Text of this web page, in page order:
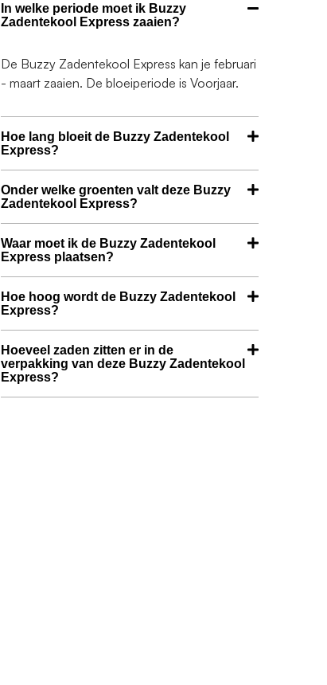
In welke periode moet ik Buzzy
Zadentekool Express zaaien?
De Buzzy Zadentekool Express kan je februari
- maart zaaien. De bloeiperiode is Voorjaar.
Hoe lang bloeit de Buzzy Zadentekool
Express?
Onder welke groenten valt deze Buzzy
Zadentekool Express?
Waar moet ik de Buzzy Zadentekool
Express plaatsen?
Hoe hoog wordt de Buzzy Zadentekool
Express?
Hoeveel zaden zitten er in de
verpakking van deze Buzzy Zadentekool
Express?